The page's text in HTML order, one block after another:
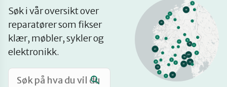
Møt reparatørene
Om oss
Retten til reparasjon
Søk i vår oversikt over
reparatører som fikser
klær, møbler, sykler og
elektronikk.
på
kart